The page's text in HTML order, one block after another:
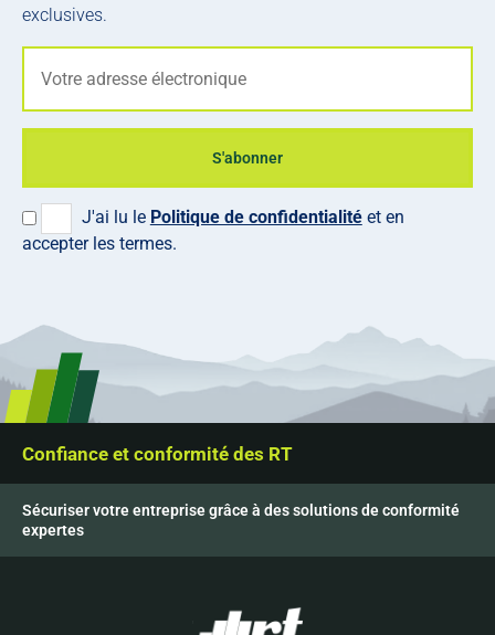
exclusives.
J'ai lu le Politique de confidentialitéet en
accepter les termes.
S'abonner
Confiance et conformité des RT
Sécuriser votre entreprise grâce à des solutions de conformité
expertes